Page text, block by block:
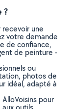
?
recevoir une
votre demande
de confiance,
de peinture -
ou
photos de
idéal, adapté à
pour